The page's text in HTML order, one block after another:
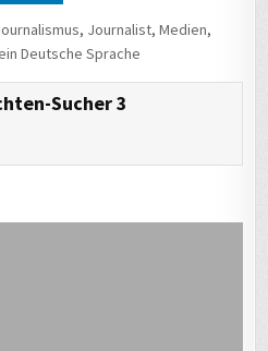
, Journalist,Medien,
Deutsche Sprache
Sucher 3